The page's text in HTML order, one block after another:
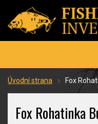
Úvodní strana Fox
Fox Rohatinka